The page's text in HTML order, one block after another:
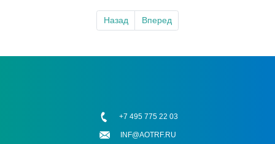
Назад Вперед
+7 495 775 22 03
INF@AOTRF.RU